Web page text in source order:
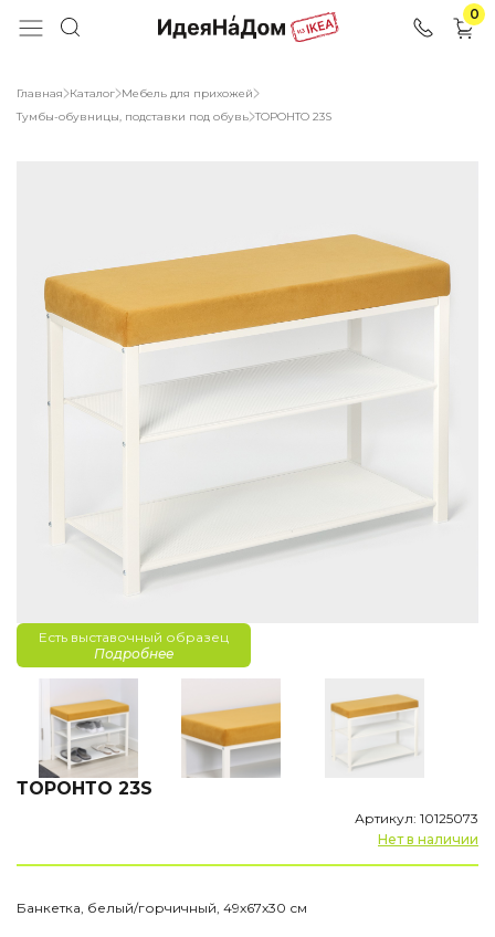
0
Главная Каталог Мебель для прихожей
Тумбы-обувницы, подставки под обувь ТОРОНТО 23S
Есть выставочный образец
Подробнее
ТОРОНТО 23S
Артикул: 10125073
Нет в наличии
Банкетка, белый/горчичный, 49х67х30 см